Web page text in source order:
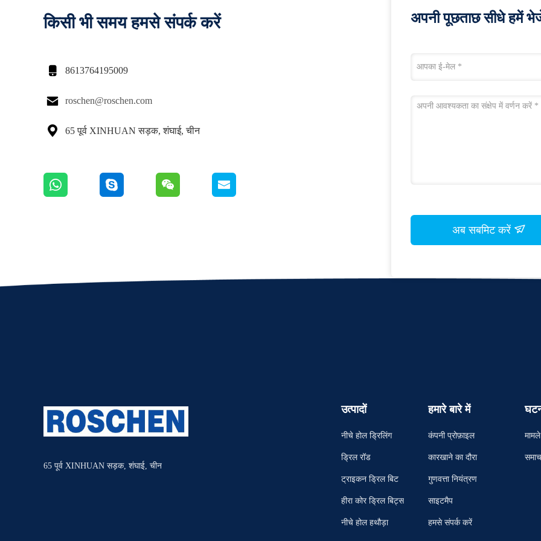
किसी भी समय हमसे संपर्क करें
 8613764195009
 roschen@roschen.com
 65 पूर्व XINHUAN सड़क, शंघाई, चीन
अपनी पूछताछ सीधे हमें
अब सबमिट करें
65 पूर्व XINHUAN सड़क, शंघाई, चीन
उत्पादों
नीचे होल ड्रिलिंग
ड्रिल रॉड
ट्राइकन ड्रिल बिट
हीरा कोर ड्रिल बिट्स
नीचे होल हथौड़ा
हमारे बारे में
कंपनी प्रोफ़ाइल
कारखाने का दौरा
गुणवत्ता नियंत्रण
साइटमैप
हमसे संपर्क करें
मामले